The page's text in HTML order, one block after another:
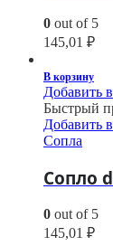
0 out of 5
145,01 ₽
В корзину
Добавить
Быстрый
Добавить
Сопла
Сопло
0 out of 5
145,01 ₽